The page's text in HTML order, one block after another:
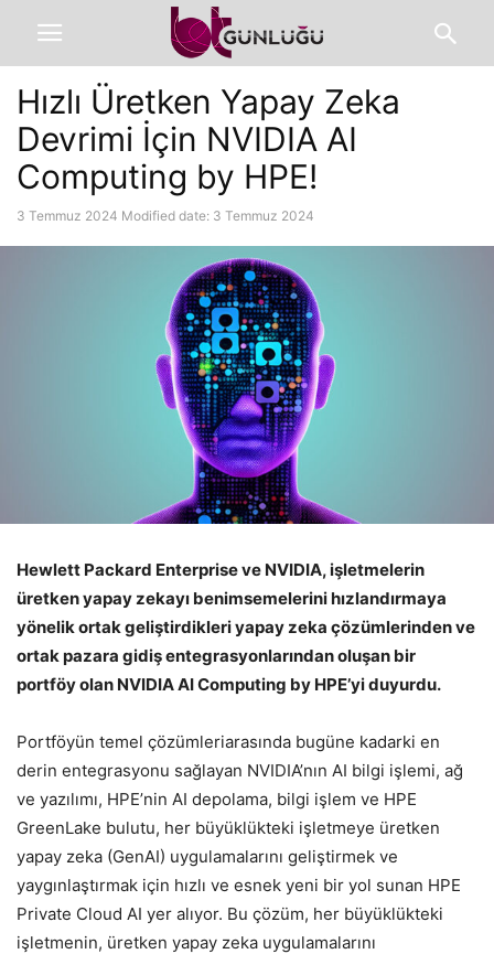
Hızlı Üretken Yapay Zeka
Devrimi İçin NVIDIA AI
Computing by HPE!
3 Temmuz 2024 Modified date: 3 Temmuz 2024
Hewlett Packard Enterprise ve NVIDIA, işletmelerin
üretken yapay zekayı benimsemelerini hızlandırmaya
yönelik ortak geliştirdikleri yapay zeka çözümlerinden ve
ortak pazara gidiş entegrasyonlarından oluşan bir
portföy olan NVIDIA AI Computing by HPE’yi duyurdu.
Portföyün temel çözümleriarasında bugüne kadarki en
derin entegrasyonu sağlayan NVIDIA’nın AI bilgi işlemi, ağ
ve yazılımı, HPE’nin AI depolama, bilgi işlem ve HPE
GreenLake bulutu, her büyüklükteki işletmeye üretken
yapay zeka (GenAI) uygulamalarını geliştirmek ve
yaygınlaştırmak için hızlı ve esnek yeni bir yol sunan HPE
Private Cloud AI yer alıyor. Bu çözüm, her büyüklükteki
işletmenin, üretken yapay zeka uygulamalarını